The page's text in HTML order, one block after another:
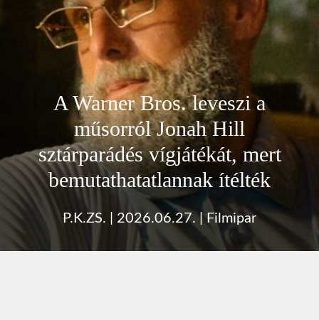
A Warner Bros. leveszi a
műsorról Jonah Hill
sztárparádés vígjátékát, mert
bemutathatatlannak ítélték
P.K.ZS. 2026.06.27.|Filmipar